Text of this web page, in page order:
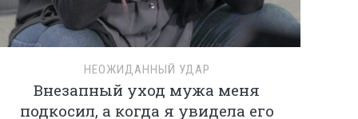
НЕОЖИДАННЫЙ УДАР
Внезапный уход мужа меня
подкосил, а когда я увидела его